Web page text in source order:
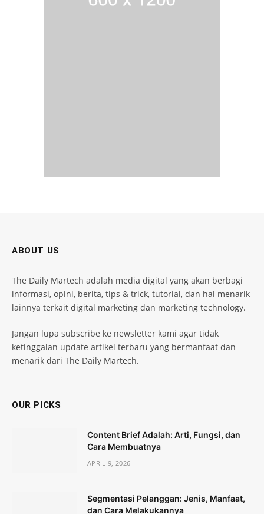
ABOUT US
The Daily Martech adalah media digital yang akan berbagi
informasi, opini, berita, tips & trick, tutorial, dan hal menarik
lainnya terkait digital marketing dan marketing technology.
Jangan lupa subscribe ke newsletter kami agar tidak
ketinggalan update artikel terbaru yang bermanfaat dan
menarik dari The Daily Martech.
OUR PICKS
Content Brief Adalah: Arti, Fungsi, dan
Cara Membuatnya
APRIL 9, 2026
Segmentasi Pelanggan: Jenis, Manfaat,
dan Cara Melakukannya